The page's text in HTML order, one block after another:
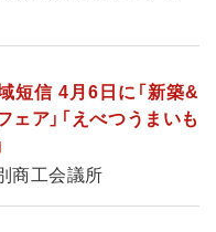
短信 4月6日に「新築&
ェア」「えべつうまいも
商工会議所